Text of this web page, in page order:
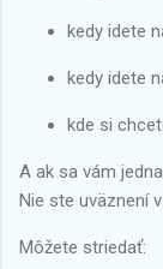
kedy idete
kedy idete
kde si
A ak sa vám
Nie ste uväznení
Môžete striedať: